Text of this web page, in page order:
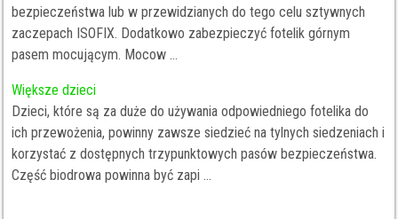
bezpieczeństwa lub w przewidzianych do tego celu sztywnych
zaczepach ISOFIX. Dodatkowo zabezpieczyć fotelik górnym
pasem mocującym. Mocow ...
Większe dzieci
Dzieci, które są za duże do używania odpowiedniego fotelika do
ich przewożenia, powinny zawsze siedzieć na tylnych siedzeniach i
korzystać z dostępnych trzypunktowych pasów bezpieczeństwa.
Część biodrowa powinna być zapi ...